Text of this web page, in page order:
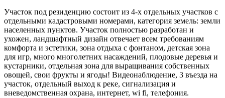
Участок под резиденцию состоит из 4-х отдельных участков с
отдельными кадастровыми номерами, категория земель: земли
населенных пунктов. Участок полностью разработан и
ухожен, ландшафтный дизайн отвечает всем требованиям
комфорта и эстетики, зона отдыха с фонтаном, детская зона
для игр, много многолетних насаждений, плодовые деревья и
кустарники, отдельная зона для выращивания собственных
овощей, свои фрукты и ягоды! Видеонаблюдение, 3 въезда на
участок, отдельный выход к реке, сигнализация и
вневедомственная охрана, интернет, wi fi, телефония.